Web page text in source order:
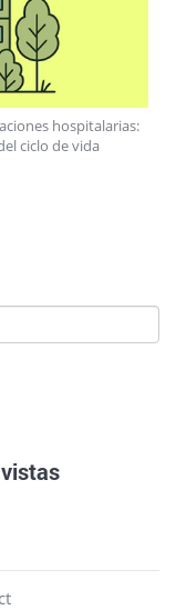
hospitalarias:
ciclo de vida